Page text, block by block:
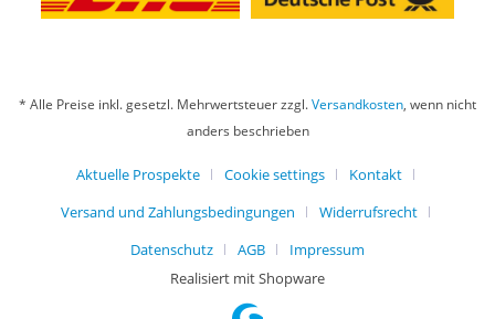
* Alle Preise inkl. gesetzl. Mehrwertsteuer zzgl.Versandkosten, wenn nicht
anders beschrieben
Aktuelle Prospekte Cookie settings
Kontakt
Versand und Zahlungsbedingungen
Widerrufsrecht
Datenschutz
AGB
Impressum
Realisiert mit Shopware